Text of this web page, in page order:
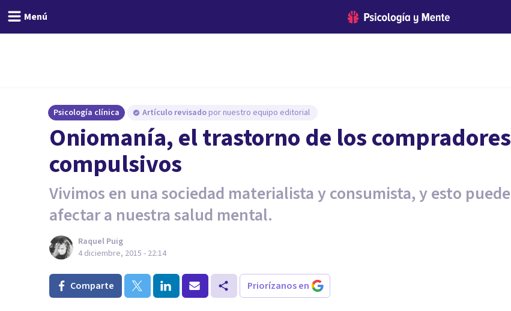
Menú
Psicología clínica Artículo revisado por nuestro equipo editorial
Oniomanía, el trastorno de los compradores
compulsivos
Vivimos en una sociedad materialista y consumista, y esto puede
afectar a nuestra salud mental.
Raquel Puig
4 diciembre, 2015 - 22:14
Comparte Priorízanos en